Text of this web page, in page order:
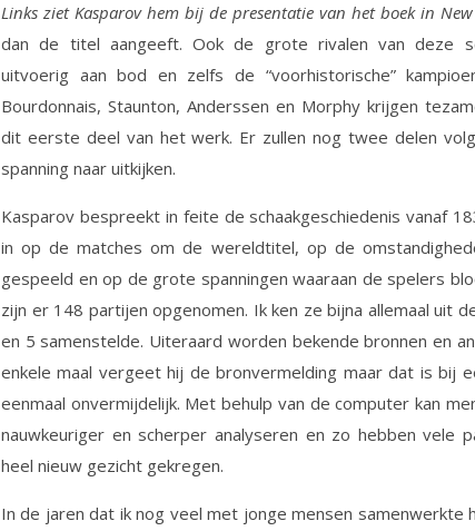
Links ziet Kasparov hem bij de presentatie van het boek in New
dan de titel aangeeft. Ook de grote rivalen van deze
uitvoerig aan bod en zelfs de “voorhistorische”
Bourdonnais, Staunton, Anderssen en Morphy krijgen
dit eerste deel van het werk. Er zullen nog twee delen
spanning naar uitkijken.
Kasparov bespreekt in feite de schaakgeschiedenis vanaf
in op de matches om de wereldtitel, op de
gespeeld en op de grote spanningen waaraan de spelers
zijn er 148 partijen opgenomen. Ik ken ze bijna allemaal uit
en 5 samenstelde. Uiteraard worden bekende bronnen en
enkele maal vergeet hij de bronvermelding maar dat is bij
eenmaal onvermijdelijk. Met behulp van de computer kan
nauwkeuriger en scherper analyseren en zo hebben vele
heel nieuw gezicht gekregen.
In de jaren dat ik nog veel met jonge mensen samenwerkte